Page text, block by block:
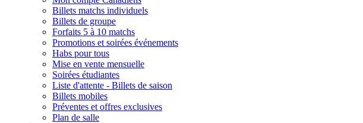
Billets matchs individuels
Billets de groupe
Forfaits 5 à 10 matchs
Promotions et soirées événements
Habs pour tous
Mise en vente mensuelle
Soirées étudiantes
Liste d'attente - Billets de saison
Billets mobiles
Préventes et offres exclusives
Plan de salle